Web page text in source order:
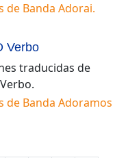
de Banda Adorai.
Verbo
traducidas de
.
de Banda Adoramos